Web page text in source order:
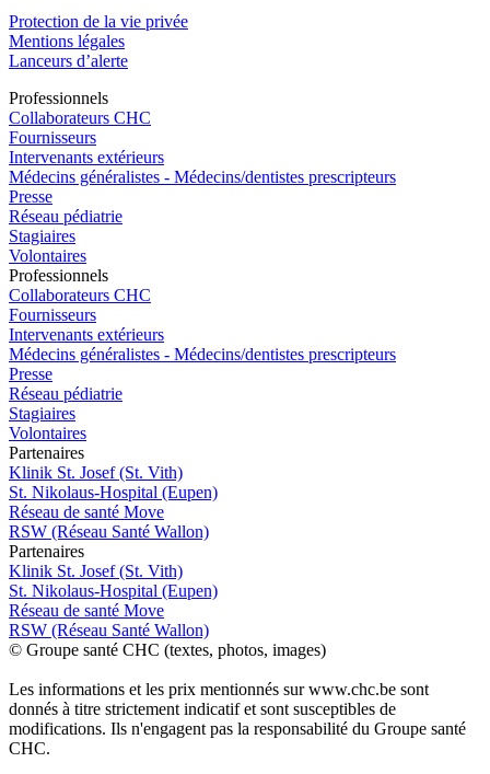
Protection de la vie privée
Mentions légales
Lanceurs d’alerte
Professionnels
Collaborateurs CHC
Fournisseurs
Intervenants extérieurs
Médecins généralistes - Médecins/dentistes prescripteurs
Presse
Réseau pédiatrie
Stagiaires
Volontaires
Professionnels
Collaborateurs CHC
Fournisseurs
Intervenants extérieurs
Médecins généralistes - Médecins/dentistes prescripteurs
Presse
Réseau pédiatrie
Stagiaires
Volontaires
Partenaires
Klinik St. Josef (St. Vith)
St. Nikolaus-Hospital (Eupen)
Réseau de santé Move
RSW (Réseau Santé Wallon)
Partenaires
Klinik St. Josef (St. Vith)
St. Nikolaus-Hospital (Eupen)
Réseau de santé Move
RSW (Réseau Santé Wallon)
© Groupe santé CHC (textes, photos, images)
Les informations et les prix mentionnés sur www.chc.be sont
donnés à titre strictement indicatif et sont susceptibles de
modifications. Ils n'engagent pas la responsabilité du Groupe santé
CHC.